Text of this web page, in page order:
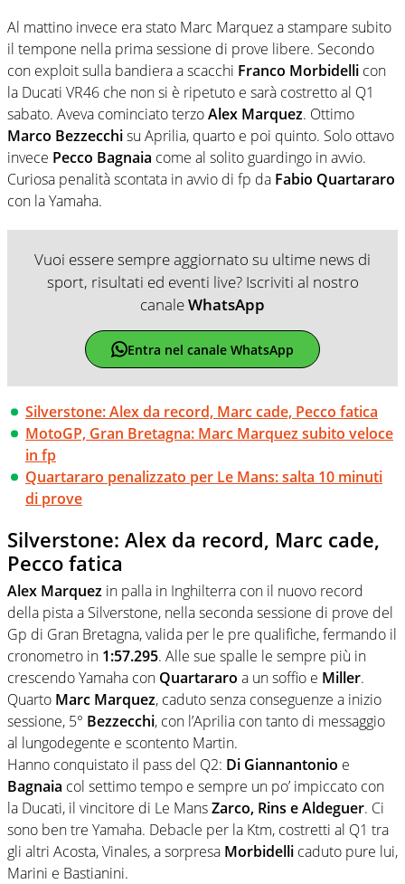
Al mattino invece era stato Marc Marquez a stampare subito
il tempone nella prima sessione di prove libere. Secondo
con exploit sulla bandiera a scacchi Franco Morbidelli con
la Ducati VR46 che non si è ripetuto e sarà costretto al Q1
sabato. Aveva cominciato terzoAlex Marquez. Ottimo
Marco Bezzecchisu Aprilia, quarto e poi quinto. Solo ottavo
invece Pecco Bagnaia come al solito guardingo in avvio.
Curiosa penalità scontata in avvio di fp da Fabio Quartararo
con la Yamaha.
Vuoi essere sempre aggiornato su ultime news di
sport, risultati ed eventi live? Iscriviti al nostro
canaleWhatsApp
Entra nel canale WhatsApp
Silverstone: Alex da record, Marc cade, Pecco fatica
MotoGP, Gran Bretagna: Marc Marquez subito veloce
in fp
Quartararo penalizzato per Le Mans: salta 10 minuti
di prove
Silverstone: Alex da record, Marc cade,
Pecco fatica
Alex Marquez in palla in Inghilterra con il nuovo record
della pista a Silverstone, nella seconda sessione di prove del
Gp di Gran Bretagna, valida per le pre qualifiche, fermando il
cronometro in 1:57.295. Alle sue spalle le sempre più in
crescendo Yamaha con Quartararo a un soffio e Miller.
Quarto Marc Marquez, caduto senza conseguenze a inizio
sessione, 5° Bezzecchi, con l’Aprilia con tanto di messaggio
al lungodegente e scontento Martin.
Hanno conquistato il pass del Q2: Di Giannantonio e
Bagnaia col settimo tempo e sempre un po’ impiccato con
la Ducati, il vincitore di Le MansZarco, Rins e Aldeguer. Ci
sono ben tre Yamaha. Debacle per la Ktm, costretti al Q1 tra
gli altri Acosta, Vinales, a sorpresa Morbidelli caduto pure lui,
Marini e Bastianini.